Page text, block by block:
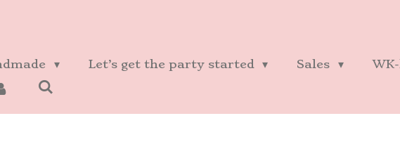
Let’s get the party started Sales